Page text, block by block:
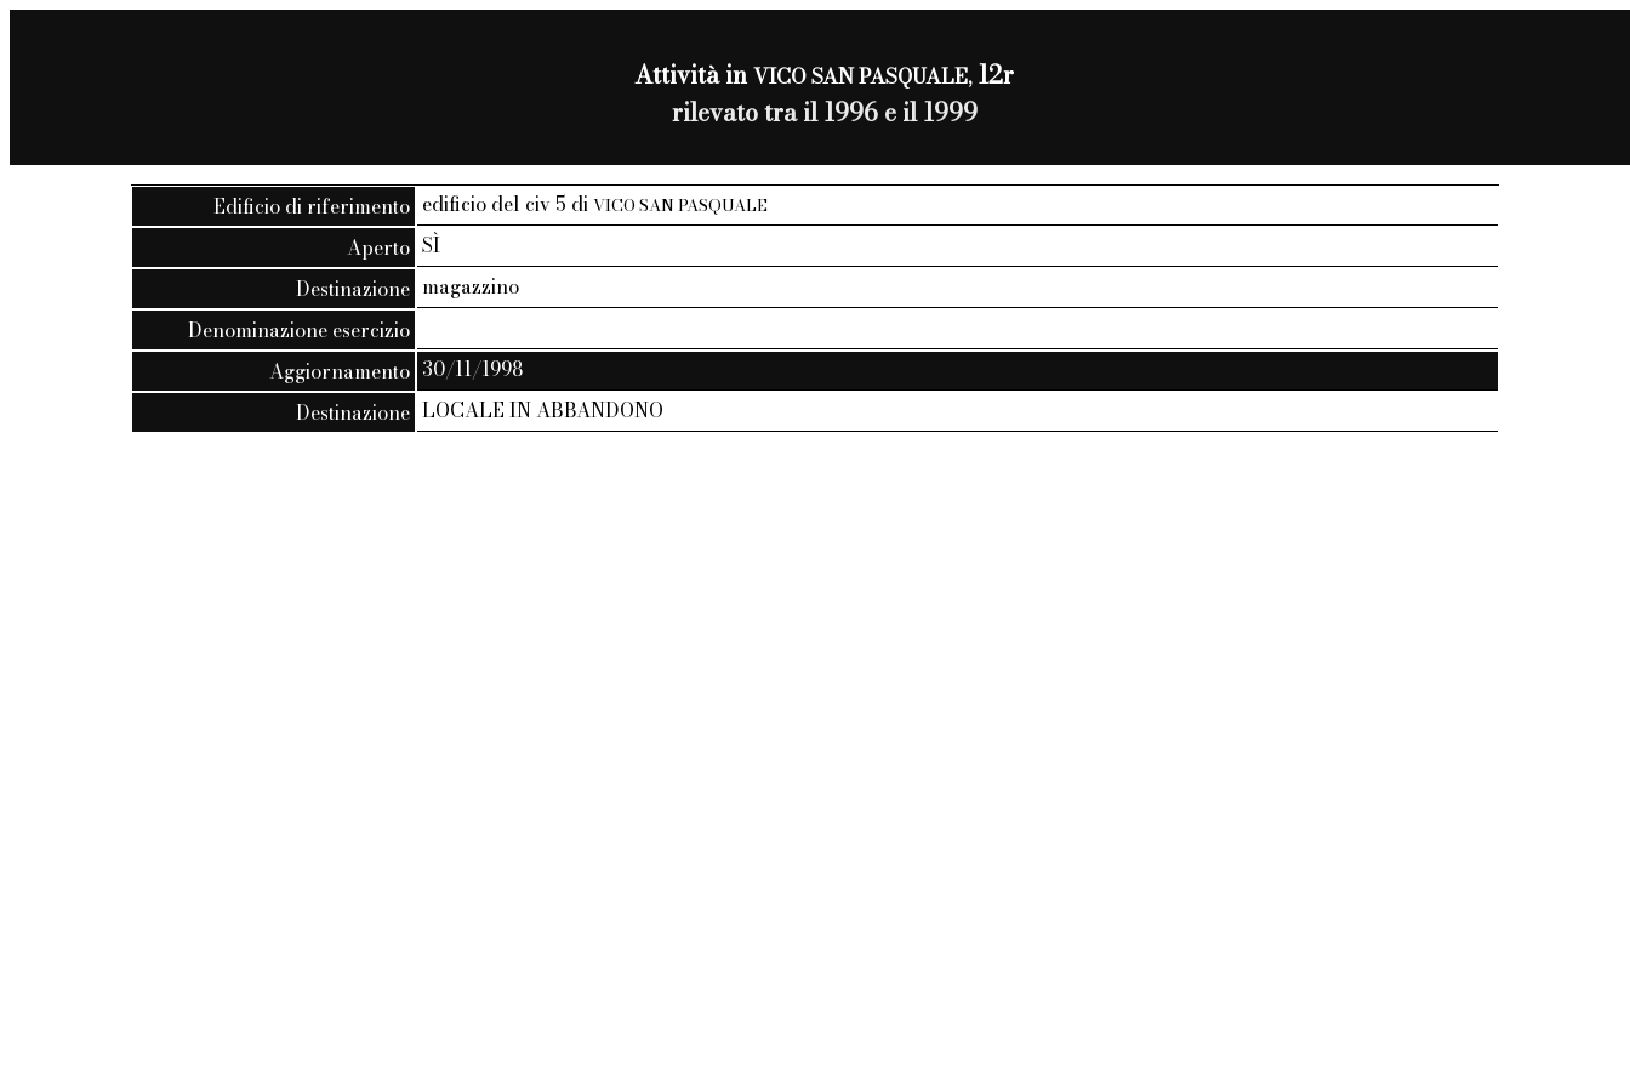
Attività inVICO SAN PASQUALE,12r
rilevato tra il 1996 e il 1999
Edificio di riferimento edificio del civ 5 diVICO SAN PASQUALE
Aperto SÌ
Destinazione magazzino
Denominazione esercizio
Aggiornamento 30/11/1998
Destinazione LOCALE IN ABBANDONO